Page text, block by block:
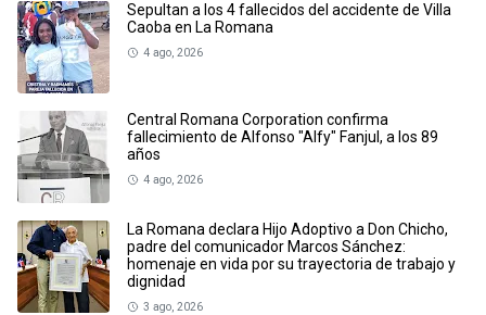
Sepultan a los 4 fallecidos del accidente de Villa
Caoba en La Romana
4 ago, 2026
Central Romana Corporation confirma
fallecimiento de Alfonso "Alfy" Fanjul, a los 89
años
4 ago, 2026
La Romana declara Hijo Adoptivo a Don Chicho,
padre del comunicador Marcos Sánchez:
homenaje en vida por su trayectoria de trabajo y
dignidad
3 ago, 2026